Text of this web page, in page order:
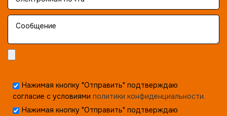
Нажимая кнопку "Отправить" подтверждаю
согласие с условиями политики конфиденциальности.
Нажимая кнопку "Отправить" подтверждаю